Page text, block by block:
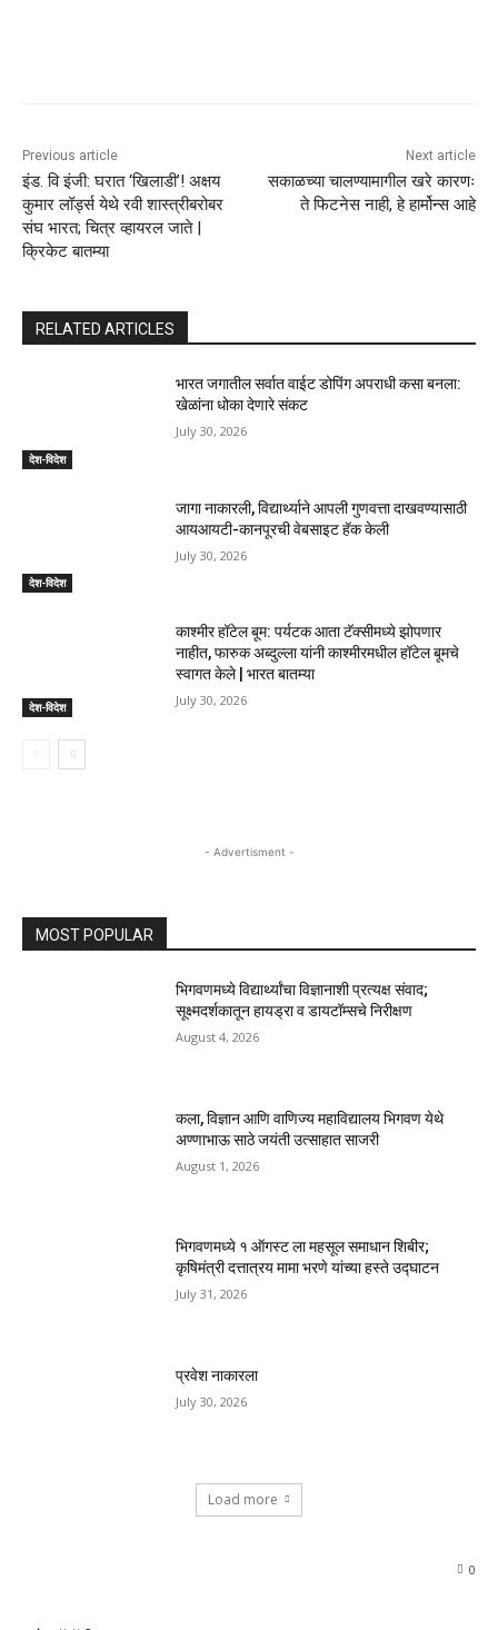
Previous article
इंड. वि इंजी: घरात ‘खिलाडी’! अक्षय
कुमार लॉर्ड्स येथे रवी शास्त्रीबरोबर
संघ भारत; चित्र व्हायरल जाते |
क्रिकेट बातम्या
Next article
सकाळच्या चालण्यामागील खरे कारणः
ते फिटनेस नाही, हे हार्मोन्स आहे
RELATED ARTICLES
देश-विदेश
भारत जगातील सर्वात वाईट डोपिंग अपराधी कसा बनला:
खेळांना धोका देणारे संकट
July 30, 2026
देश-विदेश
जागा नाकारली, विद्यार्थ्याने आपली गुणवत्ता दाखवण्यासाठी
आयआयटी-कानपूरची वेबसाइट हॅक केली
July 30, 2026
देश-विदेश
काश्मीर हॉटेल बूम: पर्यटक आता टॅक्सीमध्ये झोपणार
नाहीत, फारुक अब्दुल्ला यांनी काश्मीरमधील हॉटेल बूमचे
स्वागत केले | भारत बातम्या
July 30, 2026
- Advertisment -
MOST POPULAR
भिगवणमध्ये विद्यार्थ्यांचा विज्ञानाशी प्रत्यक्ष संवाद;
सूक्ष्मदर्शकातून हायड्रा व डायटॉम्सचे निरीक्षण
August 4, 2026
कला, विज्ञान आणि वाणिज्य महाविद्यालय भिगवण येथे
अण्णाभाऊ साठे जयंती उत्साहात साजरी
August 1, 2026
भिगवणमध्ये १ ऑगस्ट ला महसूल समाधान शिबीर;
कृषिमंत्री दत्तात्रय मामा भरणे यांच्या हस्ते उद्घाटन
July 31, 2026
प्रवेश नाकारला
July 30, 2026
Load more
0